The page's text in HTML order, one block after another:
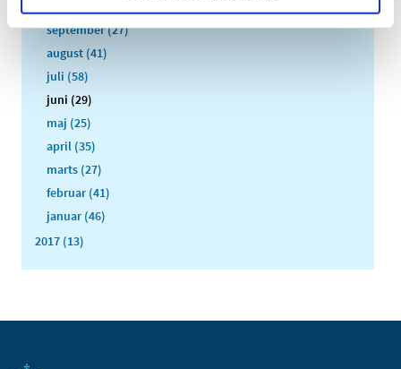
september (27)
august (41)
juli (58)
juni (29)
maj (25)
april (35)
marts (27)
februar (41)
januar (46)
2017 (13)